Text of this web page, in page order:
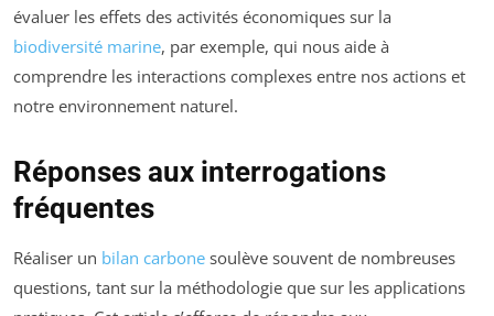
évaluer les effets des activités économiques sur la
biodiversité marine, par exemple, qui nous aide à
comprendre les interactions complexes entre nos actions et
notre environnement naturel.
Réponses aux interrogations
fréquentes
Réaliser un bilan carbone soulève souvent de nombreuses
questions, tant sur la méthodologie que sur les applications